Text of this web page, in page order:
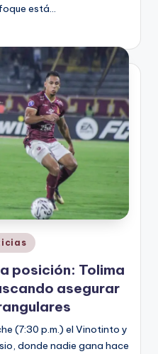
está…
posición: Tolima
asegurar
(7:30 p.m.) el Vinotinto y
donde nadie gana hace